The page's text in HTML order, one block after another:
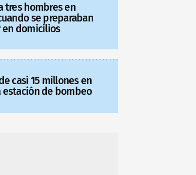
tres hombres en
se preparaban
en domicilios
casi 15 millones en
estación de bombeo